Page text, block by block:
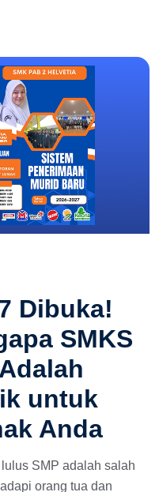
Dibuka!
SMKS
untuk
Anda
SMP adalah salah
orang tua dan